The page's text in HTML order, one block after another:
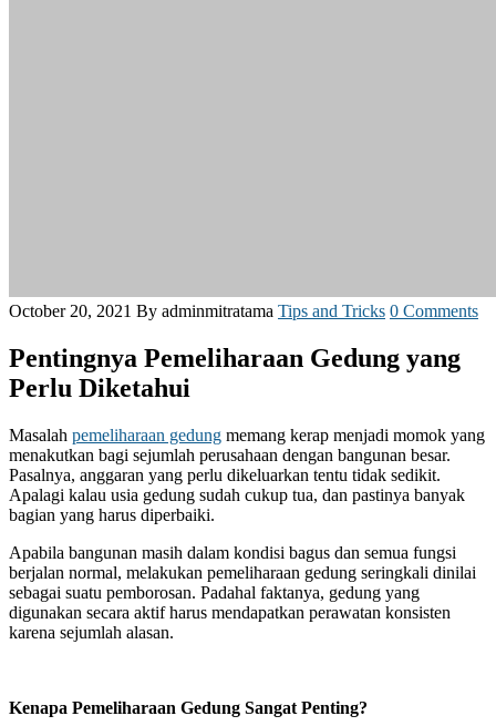
October 20, 2021 By adminmitratama Tips and Tricks 0 Comments
Pentingnya Pemeliharaan Gedung yang
Perlu Diketahui
Masalah pemeliharaan gedung memang kerap menjadi momok yang
menakutkan bagi sejumlah perusahaan dengan bangunan besar.
Pasalnya, anggaran yang perlu dikeluarkan tentu tidak sedikit.
Apalagi kalau usia gedung sudah cukup tua, dan pastinya banyak
bagian yang harus diperbaiki.
Apabila bangunan masih dalam kondisi bagus dan semua fungsi
berjalan normal, melakukan pemeliharaan gedung seringkali dinilai
sebagai suatu pemborosan. Padahal faktanya, gedung yang
digunakan secara aktif harus mendapatkan perawatan konsisten
karena sejumlah alasan.
Kenapa Pemeliharaan Gedung Sangat Penting?